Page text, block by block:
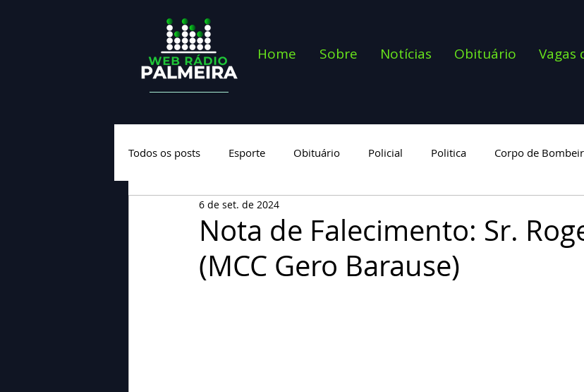
Home Sobre Notícias Obituário Vagas
Todos os posts Esporte Obituário Policial Politica Corpo de
Geral Nova categoria
Nota de Falecimento: Sr.
(MCC Gero Barause)
6 de set. de 2024